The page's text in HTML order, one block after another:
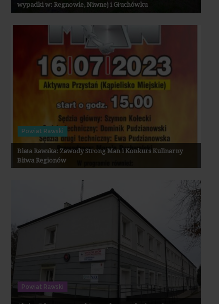
wypadki w: Regnowie, Niwnej i Głuchówku
Powiat Rawski
Biała Rawska: Zawody Strong Man i Konkurs Kulinarny
Bitwa Regionów
Powiat Rawski